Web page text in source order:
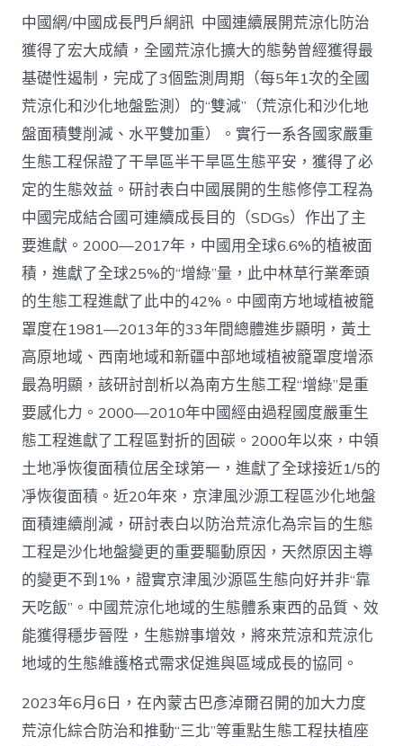
國
管
理：
中
國
查
包
養
網
心
得
荒
涼
化
防
治
的
計
謀
選
擇
與
將
來
愿
景
_
中
國
網〉
中
中國網/中國成長門戶網訊 中國連續展開荒涼化防治
獲得了宏大成績，全國荒涼化擴大的態勢曾經獲得最
基礎性遏制，完成了3個監測周期（每5年1次的全國
荒涼化和沙化地盤監測）的“雙減”（荒涼化和沙化地
盤面積雙削減、水平雙加重）。實行一系各國家嚴重
生態工程保證了干旱區半干旱區生態平安，獲得了必
定的生態效益。研討表白中國展開的生態修停工程為
中國完成結合國可連續成長目的（SDGs）作出了主
要進獻。2000—2017年，中國用全球6.6%的植被面
積，進獻了全球25%的“增綠”量，此中林草行業牽頭
的生態工程進獻了此中的42%。中國南方地域植被籠
罩度在1981—2013年的33年間總體進步顯明，黃土
高原地域、西南地域和新疆中部地域植被籠罩度增添
最為明顯，該研討剖析以為南方生態工程“增綠”是重
要感化力。2000—2010年中國經由過程國度嚴重生
態工程進獻了工程區對折的固碳。2000年以來，中領
土地凈恢復面積位居全球第一，進獻了全球接近1/5的
凈恢復面積。近20年來，京津風沙源工程區沙化地盤
面積連續削減，研討表白以防治荒涼化為宗旨的生態
工程是沙化地盤變更的重要驅動原因，天然原因主導
的變更不到1%，證實京津風沙源區生態向好并非“靠
天吃飯”。中國荒涼化地域的生態體系東西的品質、效
能獲得穩步晉陞，生態辦事增效，將來荒涼和荒涼化
地域的生態維護格式需求促進與區域成長的協同。
2023年6月6日，在內蒙古巴彥淖爾召開的加大力度
荒涼化綜合防治和推動“三北”等重點生態工程扶植座